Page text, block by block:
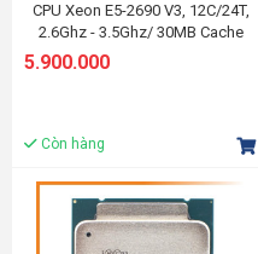
CPU Xeon E5-2690 V3, 12C/24T,
2.6Ghz - 3.5Ghz/ 30MB Cache
LGA 2011-3
5.900.000
Còn hàng